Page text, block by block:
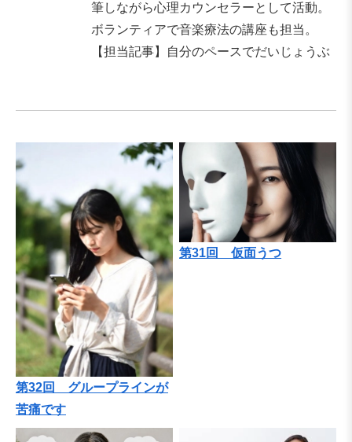
筆しながら心理カウンセラーとして活動。
ボランティアで音楽療法の講座も担当。
【担当記事】自分のペースでだいじょうぶ
第32回 グループラインが
苦痛です
第31回 仮面うつ